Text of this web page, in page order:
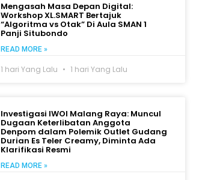
Mengasah Masa Depan Digital:
Workshop XL.SMART Bertajuk
“Algoritma vs Otak” Di Aula SMAN 1
Panji Situbondo
READ MORE »
1 hari Yang Lalu 1 hari Yang Lalu
Investigasi IWOI Malang Raya: Muncul
Dugaan Keterlibatan Anggota
Denpom dalam Polemik Outlet Gudang
Durian Es Teler Creamy, Diminta Ada
Klarifikasi Resmi
READ MORE »